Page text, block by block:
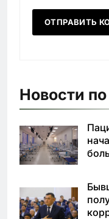
Новости